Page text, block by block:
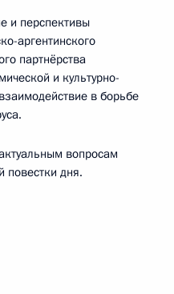
и перспективы
аргентинского
партнёрства
и культурно-
в борьбе
вопросам
повестки дня.